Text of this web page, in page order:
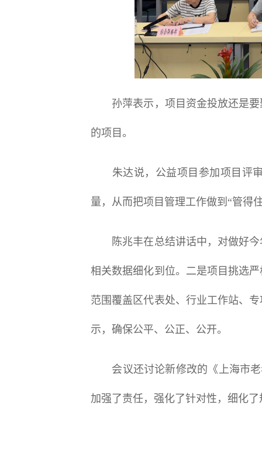
孙萍表示，项目资金投放还是要
的项目。
朱达说，公益项目参加项目评审
量，从而把项目管理工作做到“管得
陈兆丰在总结讲话中，对做好今
相关数据细化到位。二是项目挑选
范围覆盖区代表处、行业工作站、
示，确保公平、公正、公开。
会议还讨论新修改的《上海市老
加强了责任，强化了针对性，细化